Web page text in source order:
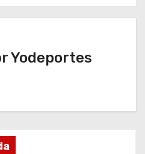
Yodeportes